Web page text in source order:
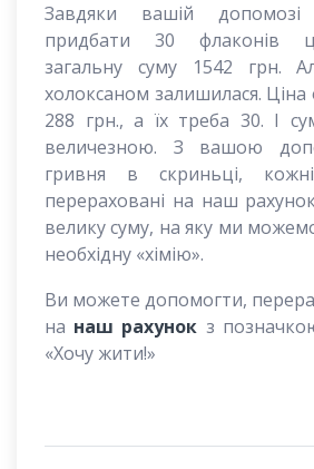
Завдяки вашій
придбати 30 флаконів
загальну суму 1542 грн.
холоксаном залишилася.
288 грн., а їх треба 30. І
величезною. З вашою
гривня в скриньці,
перераховані на наш
велику суму, на яку ми
необхідну «хімію».
Ви можете допомогти,
на наш рахунок з
«Хочу жити!»